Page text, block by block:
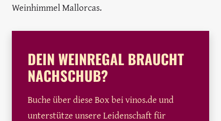
Weinhimmel Mallorcas.
DEIN WEINREGAL BRAUCHT
NACHSCHUB?
Buche über diese Box bei vinos.de und
unterstütze unsere Leidenschaft für